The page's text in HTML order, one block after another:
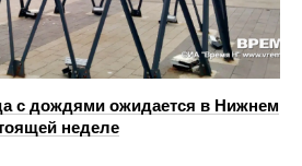
с дождями ожидается в Нижнем
неделе